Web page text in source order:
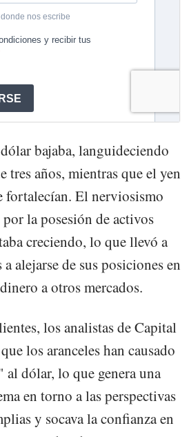
bajaba, languideciendo
tres años, mientras que el yen
fortalecían. El nerviosismo
la posesión de activos
creciendo, lo que llevó a
alejarse de sus posiciones en
a otros mercados.
los analistas de Capital
los aranceles han causado
dólar, lo que genera una
en torno a las perspectivas
y socava la confianza en